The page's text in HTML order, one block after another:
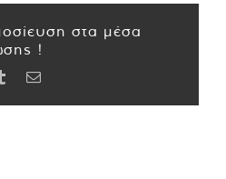
στα μέσα
!
TumblrEmail